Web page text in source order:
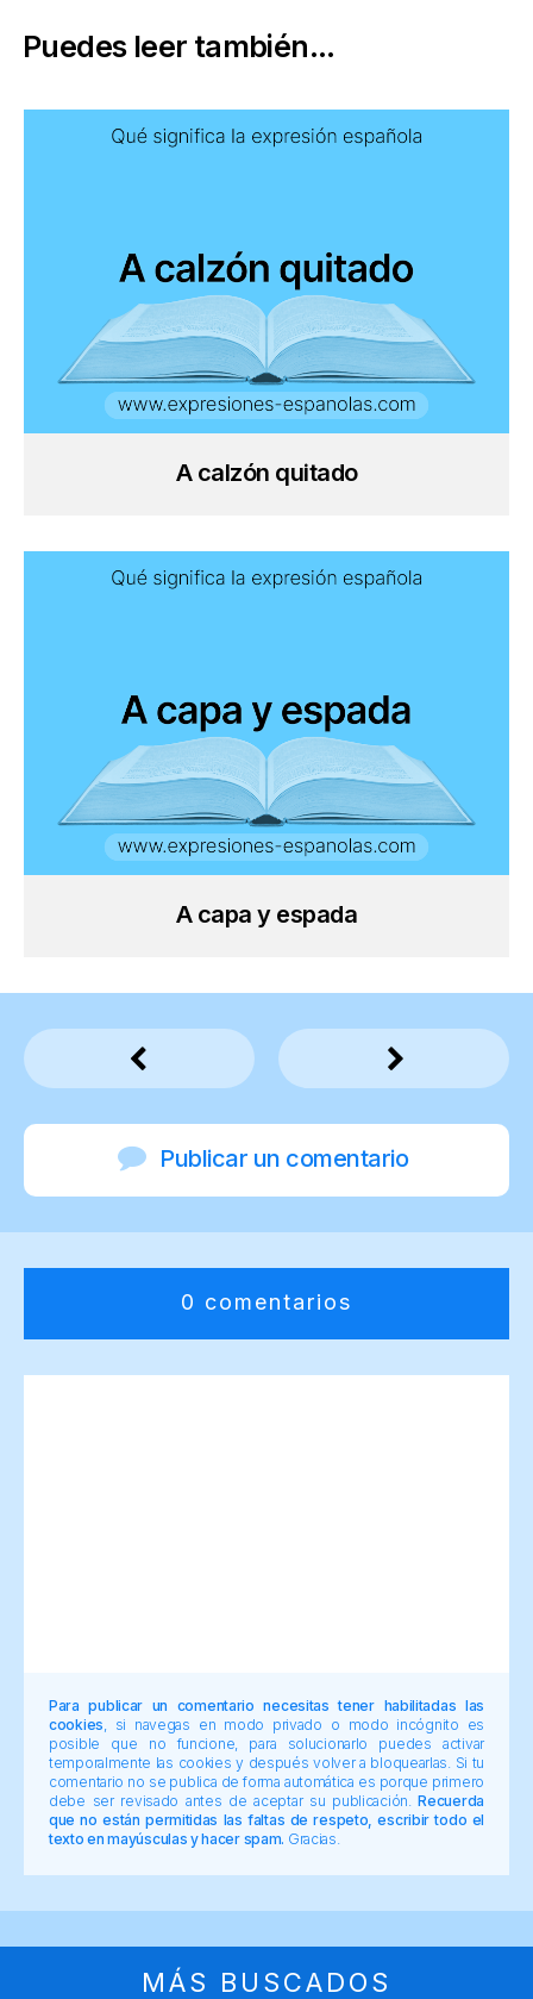
Puedes leer también...
A calzón quitado
A capa y espada
Publicar un comentario
0 comentarios
Para publicar un comentario necesitas tener habilitadas las
cookies , si navegas en modo privado o modo incógnito es
posible que no funcione, para solucionarlo puedes activar
temporalmente las cookies y después volver a bloquearlas. Si tu
comentario no se publica de forma automática es porque primero
debe ser revisado antes de aceptar su publicación.Recuerda
que no están permitidas las faltas de respeto, escribir todo el
texto en mayúsculas y hacer spam. Gracias.
MÁS BUSCADOS